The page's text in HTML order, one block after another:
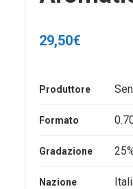
29,50€
Produttore
Formato
Gradazione
Nazione